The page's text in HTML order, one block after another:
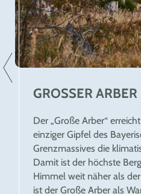
GROSSER ARBER
Der „Große Arber“
einziger Gipfel des
Grenzmassives die
Damit ist der höchste
Himmel weit näher als der
ist der Große Arber als